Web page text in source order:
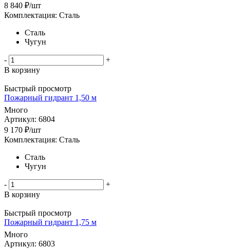
8 840 ₽/шт
Комплектация: Сталь
Сталь
Чугун
-
+
В корзину
Быстрый просмотр
Пожарный гидрант 1,50 м
Много
Артикул: 6804
9 170 ₽/шт
Комплектация: Сталь
Сталь
Чугун
-
+
В корзину
Быстрый просмотр
Пожарный гидрант 1,75 м
Много
Артикул: 6803